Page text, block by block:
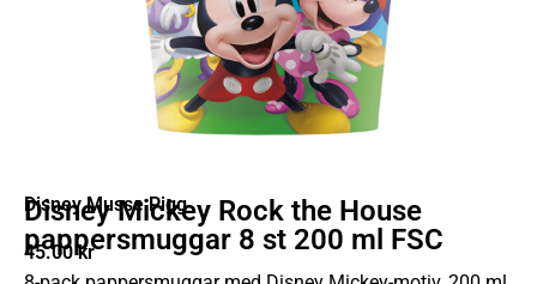
Disney Musse Pigg
Disney Mickey Rock the House
pappersmuggar 8 st 200 ml FSC
45.00kr